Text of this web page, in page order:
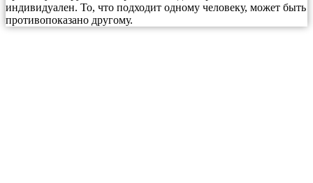
индивидуален. То, что подходит одному человеку, может быть
противопоказано другому.